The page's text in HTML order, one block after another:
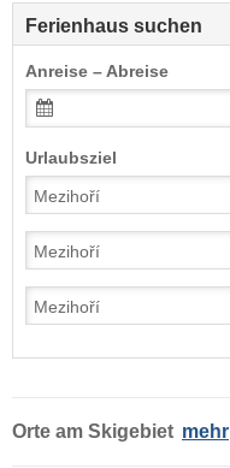
Ferienhaus suchen
Anreise – Abreise
Urlaubsziel
Orte am Skigebiet mehr